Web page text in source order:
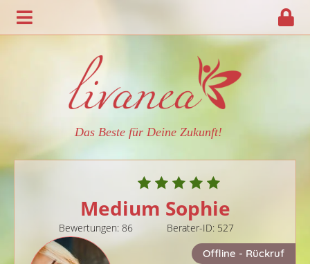
Das Beste für Deine Zukunft!
Medium Sophie
Bewertungen: 86
Berater-ID: 527
Offline - Rückruf